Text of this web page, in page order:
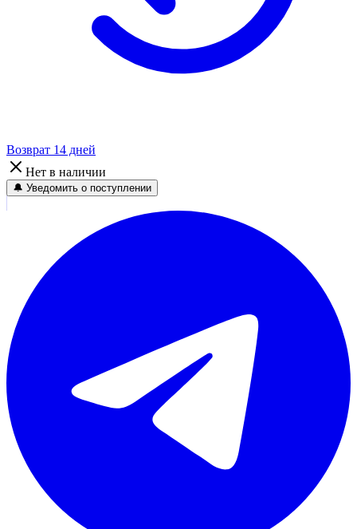
Возврат 14 дней
Нет в наличии
🔔 Уведомить о поступлении